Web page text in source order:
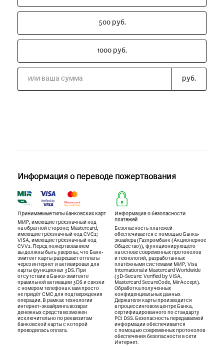
Опрос о качестве работы музея
о качестве работы музея. Ваше
мнение поможет нам стать лучше!
Пройти опрос
500 руб.
1000 руб.
руб.
Информация о переводе пожертвования
Принимаемые типы банковских карт
МИР, имеющие трёхзначный код
на обратной стороне; Mastercard,
имеющие трёхзначный код CVC2;
VISA, имеющие трёхзначный код
CVV2. Перед пожертвованием
вы должны быть уверены, что Банк-
эмитент карты разрешает отплаты
через интернет и активировал для
карты функционал 3DS. При
отсутствии в Банке-эмитенте
правильной активации 3DS и связки
с номером телефона к вам просто
не придёт СМС для подтверждения
операции. В рамках технологии
интернет-эквайринга возврат
денежных средств возможен
исключительно по реквизитам
банковской карты с которой
проводилась оплата.
Информация о безопасности
платежей
Безопасность платежей
обеспечивается с помощью Банка-
эквайера (Газпромбанк (Акционерное
Общество)), функционирующего
на основе современных протоколов
и технологий, разработанных
платёжными системами МИР, Visa
International и Mastercard Worldwide
(3D-Secure: Verified by VISA,
Mastercard SecureCode, MirAccept).
Обработка полученных
конфиденциальных данных
Держателя карты производится
в процессинговом центре Банка,
сертифицированного по стандарту
PCI DSS. Безопасность передаваемой
информации обеспечивается
с помощью современных протоколов
обеспечения безопасности в сети
Интернет.